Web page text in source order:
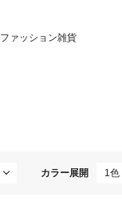
ファッション雑貨
カラー展開